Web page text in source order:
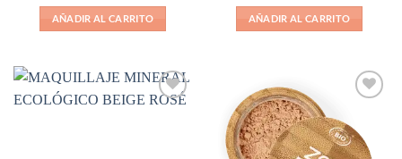
con5de 5
AÑADIR AL CARRITO AÑADIR AL CARRITO
lista de
deseos